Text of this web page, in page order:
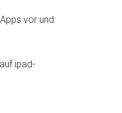
vor und
ipad-